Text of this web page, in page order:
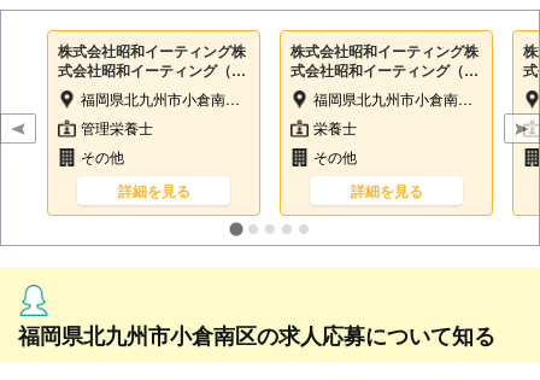
株式会社昭和イーティング株
式会社昭和イーティング（軽
費老人ホーム清寿園内） 福岡県北九州市小倉南区湯川新町1丁目11-17
管理栄養士
その他
詳細を見る
株式会社昭和イーティング株
式会社昭和イーティング（軽
費老人ホーム清寿園内） 福岡県北九州市小倉南区湯川新町1丁目11-17
栄養士
その他
詳細を見る
福岡県北九州市小倉南区の求人応募について知る